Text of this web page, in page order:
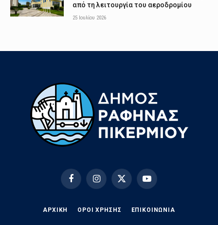
από τη λειτουργία του αεροδρομίου
25 Ιουλίου 2026
FacebookInstagramX
YouTube
ΑΡΧΙΚΗ ΟΡΟΙ ΧΡΗΣΗΣ EΠΙΚΟΙΝΩΝΊΑ